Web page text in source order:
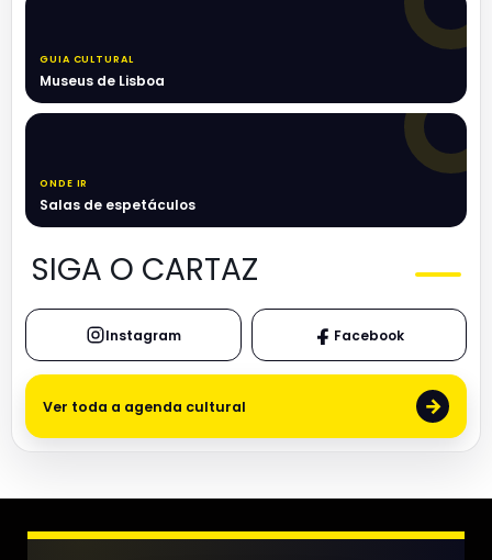
GUIA CULTURAL
Museus de Lisboa
ONDE IR
Salas de espetáculos
SIGA O CARTAZ
Instagram Facebook
Ver toda a agenda cultural →